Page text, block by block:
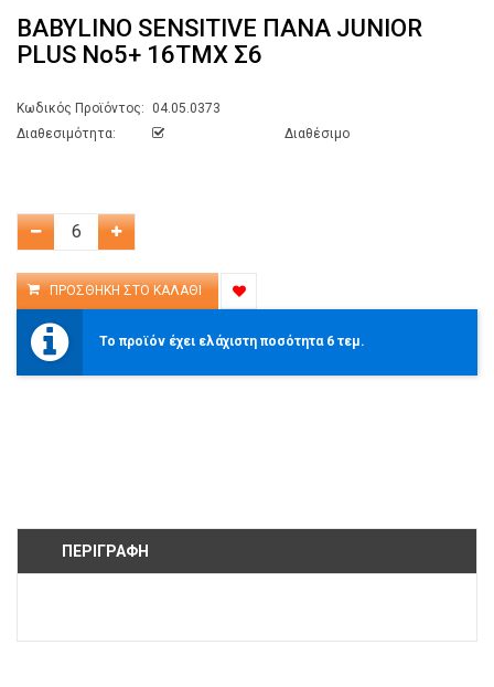
BABYLINO SENSITIVE ΠΑΝΑ JUNIOR
PLUS Νο5+ 16ΤΜΧ Σ6
Κωδικός Προϊόντος:
04.05.0373
Διαθεσιμότητα:
Διαθέσιμο
Το προϊόν έχει ελάχιστη ποσότητα 6 τεμ.
ΠΕΡΙΓΡΑΦΉ